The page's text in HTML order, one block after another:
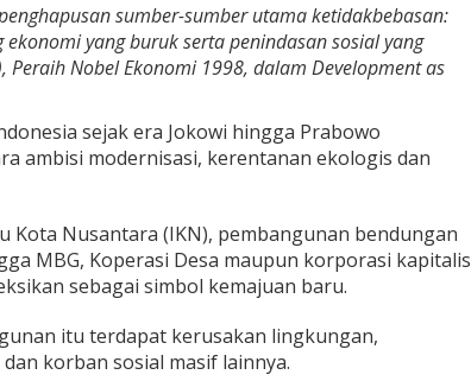
sumber-sumber utama ketidakbebasan:
yang buruk serta penindasan sosial yang
Peraih Nobel Ekonomi 1998, dalam Development as
sejak era Jokowi hingga Prabowo
ambisi modernisasi, kerentanan ekologis dan
Kota Nusantara (IKN), pembangunan bendungan
MBG, Koperasi Desa maupun korporasi kapitalis
sebagai simbol kemajuan baru.
itu terdapat kerusakan lingkungan,
korban sosial masif lainnya.